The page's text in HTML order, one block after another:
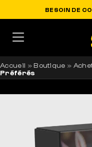
LIVRAISON OFFERTE EN
BESOIN DE
Accueil »Boutique »
Préférés